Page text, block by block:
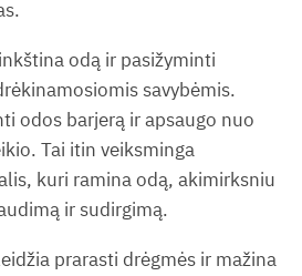
odą ir pasižyminti
savybėmis.
odos barjerą ir apsaugo nuo
Tai itin veiksminga
kuri ramina odą, akimirksniu
ir sudirgimą.
prarasti drėgmės ir mažina